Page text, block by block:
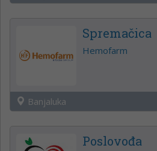
Spremačica
Hemofarm
Banjaluka
Poslovođa